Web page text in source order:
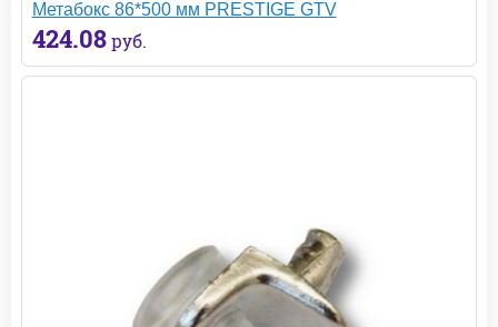
Метабокс 86*500 мм PRESTIGE GTV
424.08 руб.